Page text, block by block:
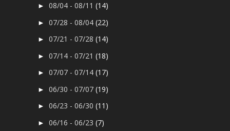
►08/04 - 08/11(14)
►07/28 - 08/04(22)
►07/21 - 07/28(14)
►07/14 - 07/21(18)
►07/07 - 07/14(17)
►06/30 - 07/07(19)
►06/23 - 06/30(11)
►06/16 - 06/23(7)